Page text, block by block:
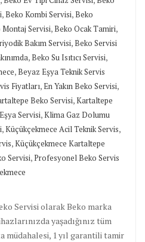
,Beko Kombi Servisi,Beko
Montaj Servisi,Beko Ocak Tamiri,
Bakım Servisi,Beko Servisi
,Beko Su Isıtıcı Servisi,
,Beyaz Eşya Teknik Servis
Fiyatları,En Yakın Beko Servisi,
Beko Servisi,Kartaltepe
Servisi,Klima Gaz Dolumu
,Küçükçekmece Acil Teknik Servis,
,Küçükçekmece Kartaltepe
Servisi,Profesyonel Beko Servis
Servisi olarak Beko marka
yaşadığınız tüm
müdahalesi, 1 yıl garantili tamir